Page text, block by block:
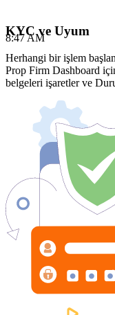
8:47 AM
KYC ve Uyum
Herhangi bir işlem
Prop Firm Dashboard
belgeleri işaretler ve